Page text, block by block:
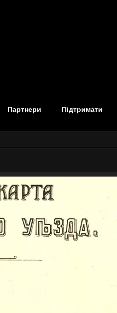
Партнери Підтримати